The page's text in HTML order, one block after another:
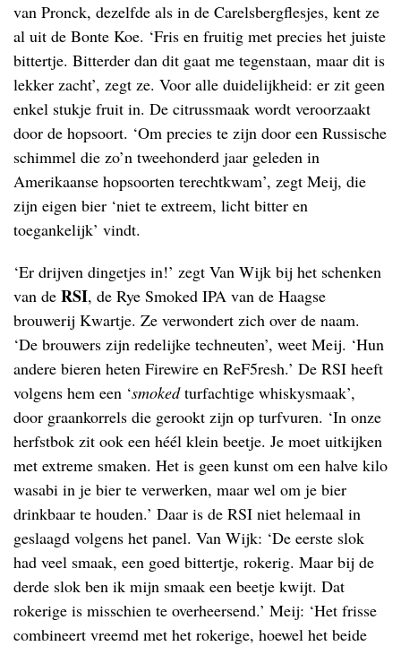
van Pronck, dezelfde als in de Carelsbergflesjes, kent ze
al uit de Bonte Koe. ‘Fris en fruitig met precies het juiste
bittertje. Bitterder dan dit gaat me tegenstaan, maar dit is
lekker zacht’, zegt ze. Voor alle duidelijkheid: er zit geen
enkel stukje fruit in. De citrussmaak wordt veroorzaakt
door de hopsoort. ‘Om precies te zijn door een Russische
schimmel die zo’n tweehonderd jaar geleden in
Amerikaanse hopsoorten terechtkwam’, zegt Meij, die
zijn eigen bier ‘niet te extreem, licht bitter en
toegankelijk’ vindt.
‘Er drijven dingetjes in!’ zegt Van Wijk bij het schenken
van de RSI, de Rye Smoked IPA van de Haagse
brouwerij Kwartje. Ze verwondert zich over de naam.
‘De brouwers zijn redelijke techneuten’, weet Meij. ‘Hun
andere bieren heten Firewire en ReF5resh.’ De RSI heeft
volgens hem een ‘smokedturfachtige whiskysmaak’,
door graankorrels die gerookt zijn op turfvuren. ‘In onze
herfstbok zit ook een héél klein beetje. Je moet uitkijken
met extreme smaken. Het is geen kunst om een halve kilo
wasabi in je bier te verwerken, maar wel om je bier
drinkbaar te houden.’ Daar is de RSI niet helemaal in
geslaagd volgens het panel. Van Wijk: ‘De eerste slok
had veel smaak, een goed bittertje, rokerig. Maar bij de
derde slok ben ik mijn smaak een beetje kwijt. Dat
rokerige is misschien te overheersend.’ Meij: ‘Het frisse
combineert vreemd met het rokerige, hoewel het beide